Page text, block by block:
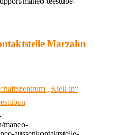
Marzahn
„Kiek in“
maneo-